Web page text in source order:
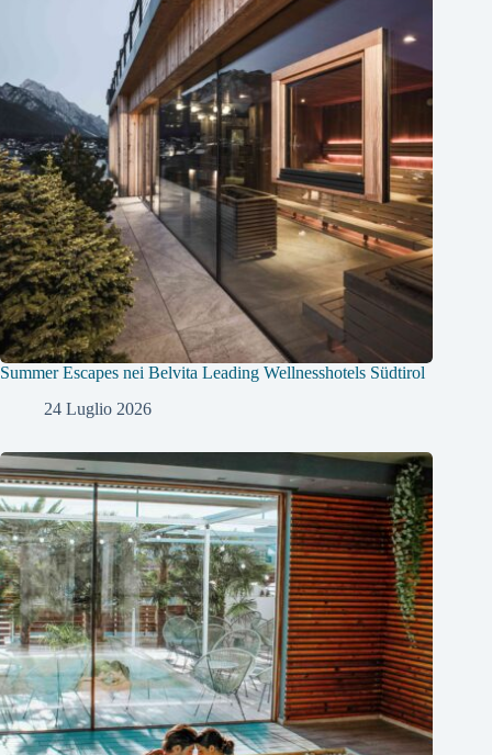
Summer Escapes nei Belvita Leading Wellnesshotels Südtirol
24 Luglio 2026